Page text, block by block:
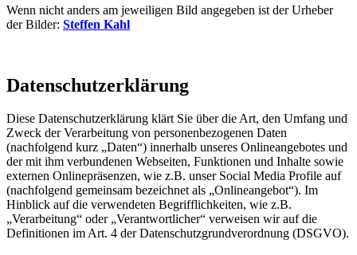
Wenn nicht anders am jeweiligen Bild angegeben ist der Urheber
der Bilder: Steffen Kahl
Datenschutzerklärung
Diese Datenschutzerklärung klärt Sie über die Art, den Umfang und
Zweck der Verarbeitung von personenbezogenen Daten
(nachfolgend kurz „Daten“) innerhalb unseres Onlineangebotes und
der mit ihm verbundenen Webseiten, Funktionen und Inhalte sowie
externen Onlinepräsenzen, wie z.B. unser Social Media Profile auf
(nachfolgend gemeinsam bezeichnet als „Onlineangebot“). Im
Hinblick auf die verwendeten Begrifflichkeiten, wie z.B.
„Verarbeitung“ oder „Verantwortlicher“ verweisen wir auf die
Definitionen im Art. 4 der Datenschutzgrundverordnung (DSGVO).